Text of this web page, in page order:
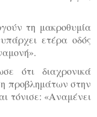
τη μακροθυμία
ετέρα οδός
ότι διαχρονικά
προβλημάτων στην
τόνισε: «Αναμένει